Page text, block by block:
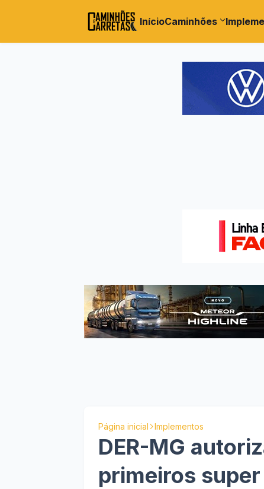
InícioCaminhões
Página inicial Implementos
DER-MG
primeiros